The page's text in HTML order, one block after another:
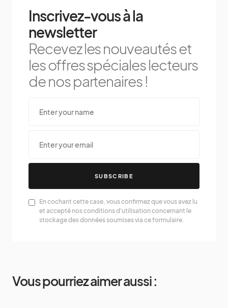
Inscrivez-vous à la
newsletter
Recevez les nouveautés et
les offres spéciales lecteurs
de nos partenaires !
SUBSCRIBE
En cochant cette case, vous confirmez que vous avez lu
et accepté nos conditions d'utilisation concernant le
stockage des données soumises via ce formulaire.
Vous pourriez aimer aussi :